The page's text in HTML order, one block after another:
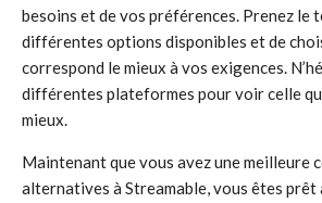
besoins et de vos préférences. Prenez le
différentes options disponibles et de
correspond le mieux à vos exigences.
différentes plateformes pour voir celle
mieux.
Maintenant que vous avez une meilleure
alternatives à Streamable, vous êtes prêt